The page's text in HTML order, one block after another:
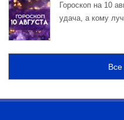
Гороскоп на 10
удача, а кому
Все